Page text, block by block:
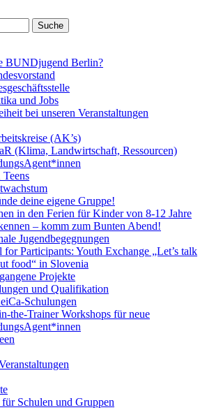
BUNDjugend Berlin?
und Jobs
bei unseren Veranstaltungen
(AK’s)
(Klima, Landwirtschaft, Ressourcen)
deine eigene Gruppe!
in den Ferien für Kinder von 8-12 Jahre
– komm zum Bunten Abend!
Jugendbegegnungen
for Participants: Youth Exchange „Let’s talk
food“ in Slovenia
Projekte
und Qualifikation
Schulungen
the-Trainer Workshops für neue
Schulen und Gruppen